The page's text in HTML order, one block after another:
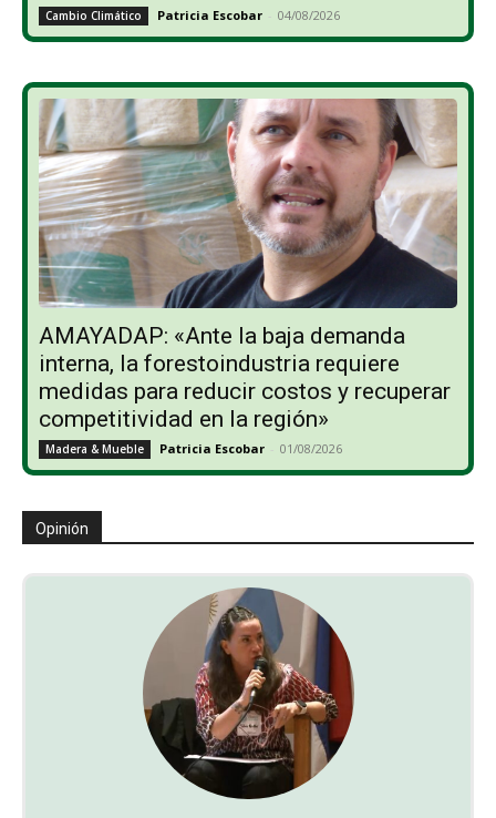
Cambio Climático Patricia Escobar - 04/08/2026
AMAYADAP: «Ante la baja demanda
interna, la forestoindustria requiere
medidas para reducir costos y recuperar
competitividad en la región»
Madera & Mueble Patricia Escobar - 01/08/2026
Opinión